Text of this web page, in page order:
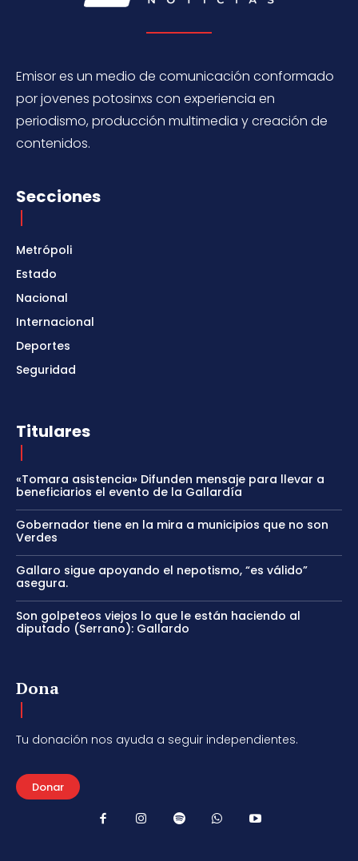
Emisor es un medio de comunicación conformado
por jovenes potosinxs con experiencia en
periodismo, producción multimedia y creación de
contenidos.
Secciones
Metrópoli
Estado
Nacional
Internacional
Deportes
Seguridad
Titulares
«Tomara asistencia» Difunden mensaje para llevar a
beneficiarios el evento de la Gallardía
Gobernador tiene en la mira a municipios que no son
Verdes
Gallaro sigue apoyando el nepotismo, “es válido”
asegura.
Son golpeteos viejos lo que le están haciendo al
diputado (Serrano): Gallardo
Dona
Tu donación nos ayuda a seguir independientes.
Donar